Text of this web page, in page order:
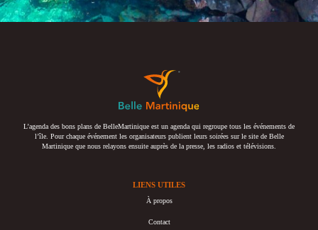
L’agenda des bons plans de BelleMartinique est un agenda qui regroupe tous les événements de
l’île. Pour chaque événement les organisateurs publient leurs soirées sur le site de Belle
Martinique que nous relayons ensuite auprès de la presse, les radios et télévisions.
LIENS UTILES
À propos
Contact